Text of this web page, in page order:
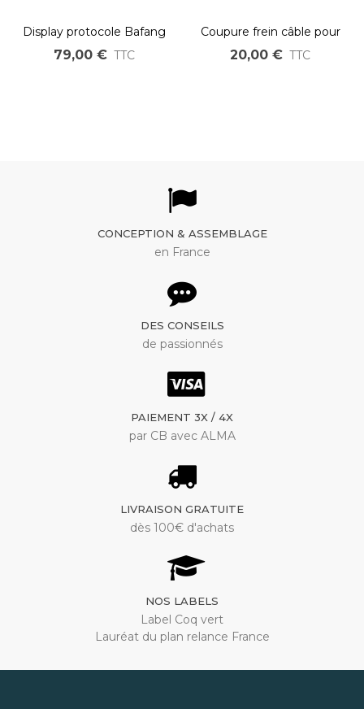
Display protocole Bafang
UART pour vélo électrique
79,00 € TTC
Coupure frein câble pour
moteur pédalier Bafang
BBS01 BBS02 BBSHD
20,00 € TTC
CONCEPTION & ASSEMBLAGE
en France
DES CONSEILS
de passionnés
PAIEMENT 3X / 4X
par CB avec ALMA
LIVRAISON GRATUITE
dès 100€ d'achats
NOS LABELS
Label Coq vert
Lauréat du plan relance France